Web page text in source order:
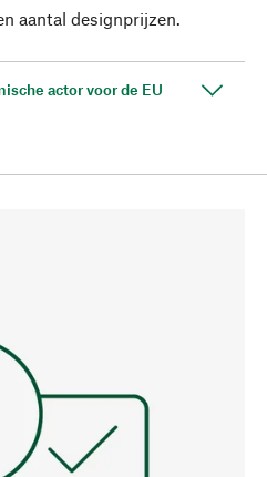
aantal designprijzen.
actor voor de EU